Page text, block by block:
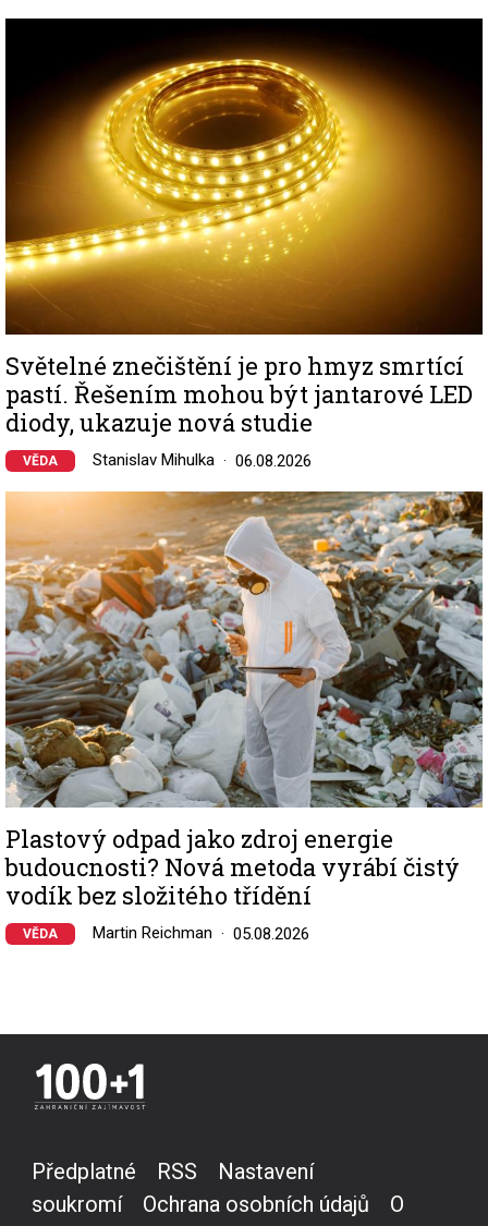
Světelné znečištění je pro hmyz smrtící
pastí. Řešením mohou být jantarové LED
diody, ukazuje nová studie
VĚDA Stanislav Mihulka 06.08.2026
Image
Plastový odpad jako zdroj energie
budoucnosti? Nová metoda vyrábí čistý
vodík bez složitého třídění
VĚDA Martin Reichman 05.08.2026
Předplatné RSS
Nastavení
soukromí
Ochrana osobních údajů
O